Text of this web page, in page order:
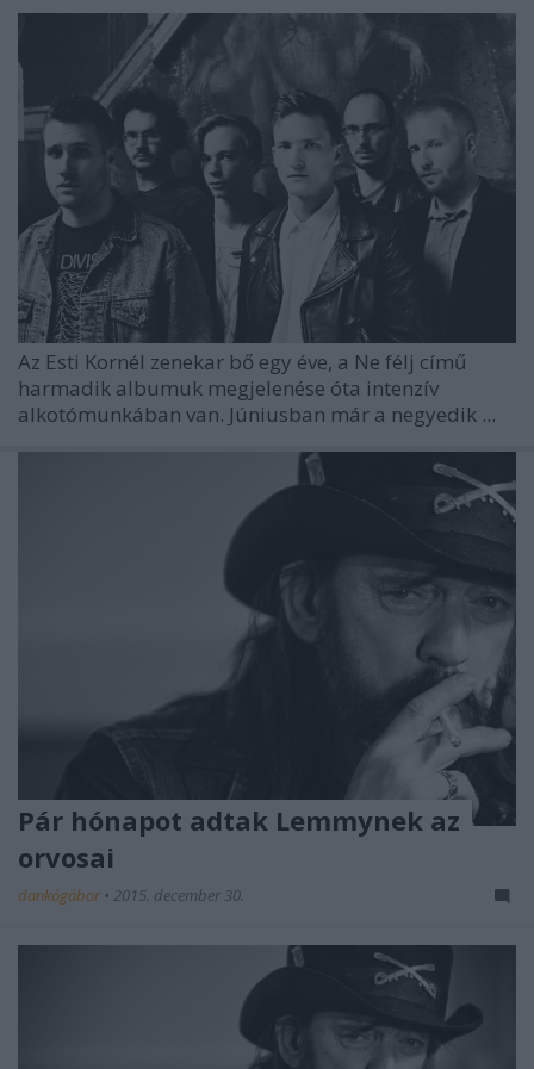
Az Esti Kornél zenekar bő egy éve, a Ne félj című
harmadik albumuk megjelenése óta intenzív
alkotómunkában van. Júniusban már a negyedik ...
Pár hónapot adtak Lemmynek az
orvosai
dankógábor • 2015. december 30.